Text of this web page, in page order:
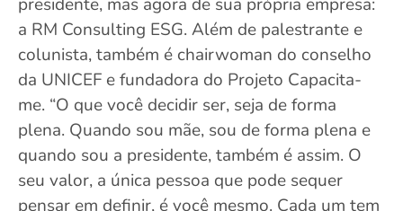
a RM Consulting ESG. Além de palestrante e
colunista, também é chairwoman do conselho
da UNICEF e fundadora do Projeto Capacita-
me. “O que você decidir ser, seja de forma
plena. Quando sou mãe, sou de forma plena e
quando sou a presidente, também é assim. O
seu valor, a única pessoa que pode sequer
pensar em definir, é você mesmo. Cada um tem